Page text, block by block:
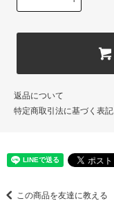
返品について
特定商取引法に基づく表記
この商品を友達に教える